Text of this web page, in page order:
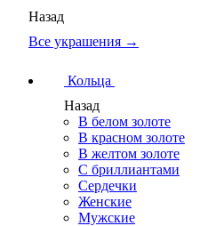
Назад
Все украшения →
Кольца
Назад
В белом золоте
В красном золоте
В желтом золоте
С бриллиантами
Сердечки
Женские
Мужские